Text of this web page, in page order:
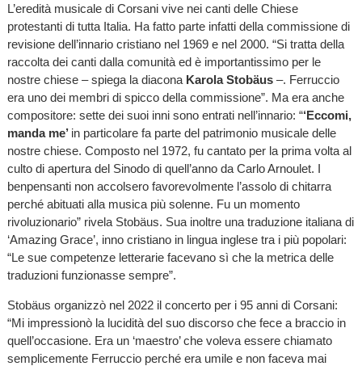
L’eredità musicale di Corsani vive nei canti delle Chiese
protestanti di tutta Italia. Ha fatto parte infatti della commissione di
revisione dell’innario cristiano nel 1969 e nel 2000. “Si tratta della
raccolta dei canti dalla comunità ed è importantissimo per le
nostre chiese – spiega la diacona Karola Stobäus–. Ferruccio
era uno dei membri di spicco della commissione”. Ma era anche
compositore: sette dei suoi inni sono entrati nell’innario: “‘Eccomi,
manda me’ in particolare fa parte del patrimonio musicale delle
nostre chiese. Composto nel 1972, fu cantato per la prima volta al
culto di apertura del Sinodo di quell’anno da Carlo Arnoulet. I
benpensanti non accolsero favorevolmente l’assolo di chitarra
perché abituati alla musica più solenne. Fu un momento
rivoluzionario” rivela Stobäus. Sua inoltre una traduzione italiana di
‘Amazing Grace’, inno cristiano in lingua inglese tra i più popolari:
“Le sue competenze letterarie facevano sì che la metrica delle
traduzioni funzionasse sempre”.
Stobäus organizzò nel 2022 il concerto per i 95 anni di Corsani:
“Mi impressionò la lucidità del suo discorso che fece a braccio in
quell’occasione. Era un ‘maestro’ che voleva essere chiamato
semplicemente Ferruccio perché era umile e non faceva mai